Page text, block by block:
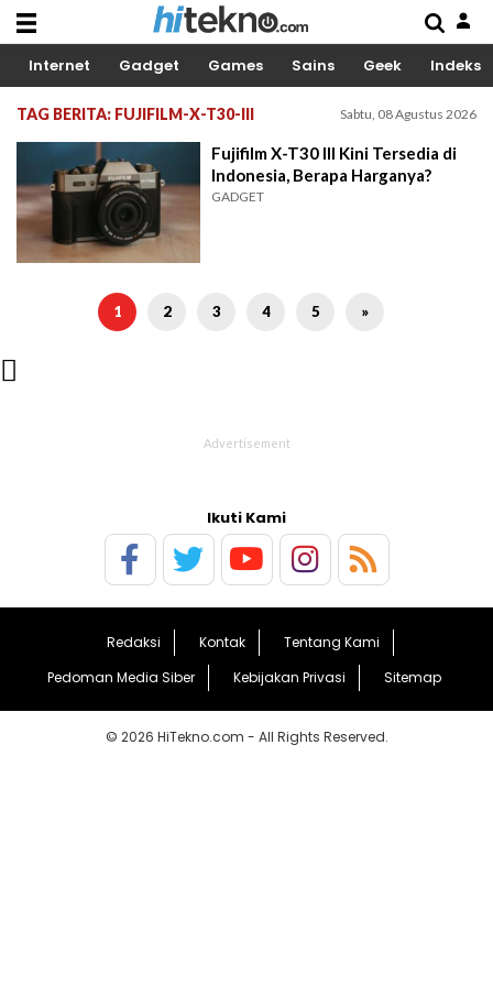
Internet Gadget Games Sains Geek Indeks
TAG BERITA: FUJIFILM-X-T30-III Sabtu, 08 Agustus 2026
Fujifilm X-T30 III Kini Tersedia di
Indonesia, Berapa Harganya?
GADGET
1 2 3 4 5 »

Ikuti Kami
Redaksi Kontak
Tentang Kami
Pedoman Media Siber
Kebijakan Privasi Sitemap
© 2026 HiTekno.com - All Rights Reserved.